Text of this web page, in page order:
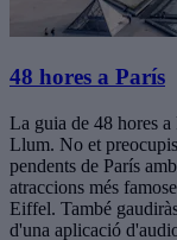
48 hores a París
La guia de 48 hores
Llum. No et
pendents de París
atraccions més
Eiffel. També
d'una aplicació